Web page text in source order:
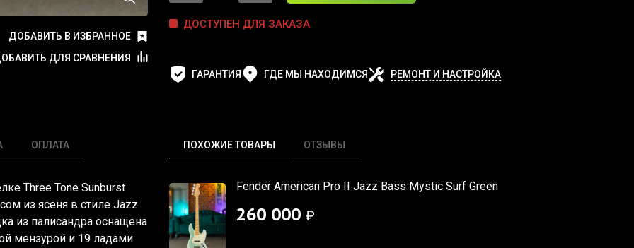
ДОБАВИТЬ В ИЗБРАННОЕ
ДЛЯ СРАВНЕНИЯ
ДОСТУПЕН ДЛЯ ЗАКАЗА
ГАРАНТИЯ ГДЕ МЫ НАХОДИМСЯ РЕМОНТ И НАСТРОЙКА
ОПЛАТА
Three Tone Sunburst
из ясеня в стиле Jazz
из палисандра оснащена
мензурой и 19 ладами
ПОХОЖИЕ ТОВАРЫ ОТЗЫВЫ
Fender American Pro II Jazz Bass Mystic Surf Green
260 000 ₽